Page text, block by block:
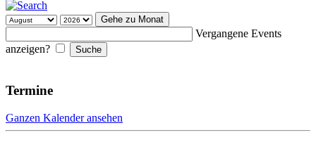
Gehe zu Monat
Vergangene Events
anzeigen?
Termine
Ganzen Kalender ansehen